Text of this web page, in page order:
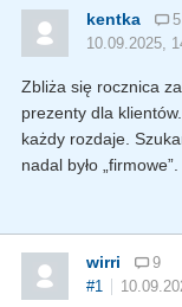
kentka
5
10.09.2025,
Zbliża się rocznica
prezenty dla
każdy rozdaje.
nadal było
wirri
9
#1